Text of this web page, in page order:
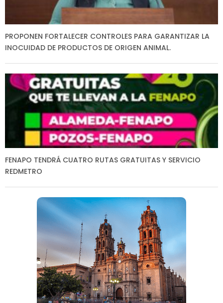
PROPONEN FORTALECER CONTROLES PARA GARANTIZAR LA
INOCUIDAD DE PRODUCTOS DE ORIGEN ANIMAL.
FENAPO TENDRÁ CUATRO RUTAS GRATUITAS Y SERVICIO
REDMETRO